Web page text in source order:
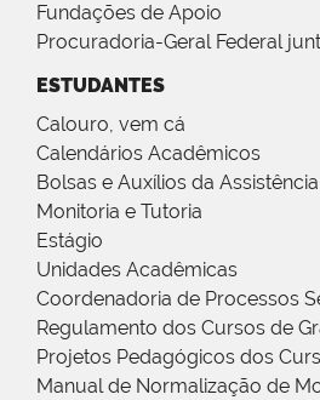
Fundações de Apoio
Procuradoria-Geral Federal
ESTUDANTES
Calouro, vem cá
Calendários Acadêmicos
Bolsas e Auxílios da
Monitoria e Tutoria
Estágio
Unidades Acadêmicas
Coordenadoria de Processos
Regulamento dos Cursos de
Projetos Pedagógicos dos
Manual de Normalização de